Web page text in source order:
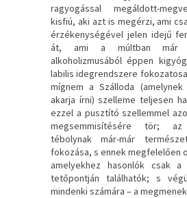
ragyogással megáldott-
kisfiú, aki azt is megérzi, ami
érzékenységével jelen idejű
át, ami a múltban már
alkoholizmusából éppen
labilis idegrendszere
mígnem a Szálloda
akarja írni) szelleme teljesen
ezzel a pusztító szellemmel
megsemmisítésére tör; az
tébolynak már-már
fokozása, s ennek megfelelően
amelyekhez hasonlók csak a
tetőpontján találhatók; s
mindenki számára – a